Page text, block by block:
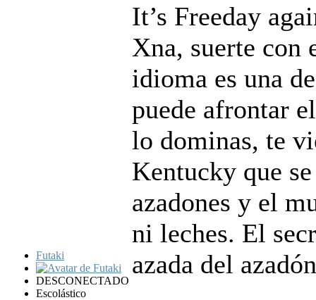
Futaki
DESCONECTADO
Escolástico
It’s Freeday
Xna, suerte con
idioma es una
puede afrontar
lo dominas, te
Kentucky que
azadones y el
ni leches. El
azada del